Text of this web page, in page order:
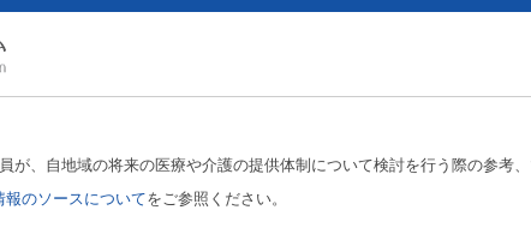
が、自地域の将来の医療や介護の提供体制について検討を行う際の参考
報のソースについてをご参照ください。